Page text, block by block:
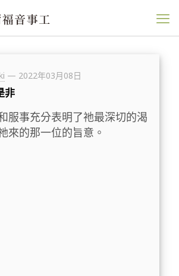
— 2022年03月08日
非
服事充分表明了祂最深切的渴
來的那一位的旨意。